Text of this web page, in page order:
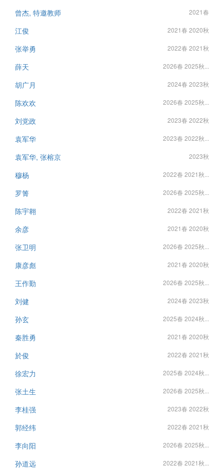
曾杰, 特邀教师 2021春
江俊 2021春 2020秋
张举勇 2022春 2021秋
薛天 2026春 2025秋...
胡广月 2024春 2023秋
陈欢欢 2026春 2025秋...
刘党政 2023春 2022秋
袁军华 2023春 2022秋...
袁军华, 张榕京 2023秋
穆杨 2022春 2021秋...
罗箐 2026春 2025秋...
陈宇翱 2022春 2021秋
余彦 2021春 2020秋
张卫明 2026春 2025秋...
康彦彪 2021春 2020秋
王作勤 2026春 2025秋...
刘健 2024春 2023秋
孙玄 2025春 2024秋...
秦胜勇 2021春 2020秋
於俊 2022春 2021秋
徐宏力 2025春 2024秋...
张土生 2026春 2025秋...
李桂强 2023春 2022秋
郭经纬 2022春 2021秋
李向阳 2026春 2025秋...
孙道远 2022春 2021秋...